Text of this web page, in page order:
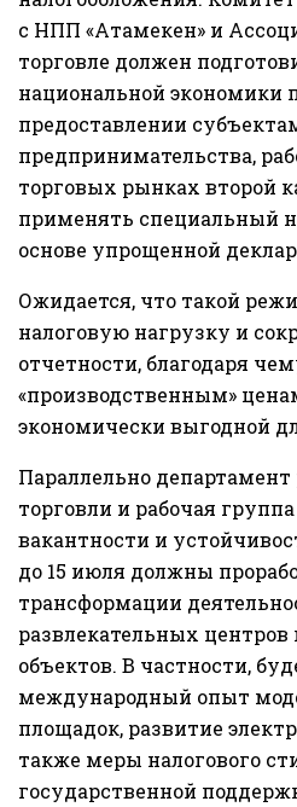
с НПП «Атамекен» и
торговле должен
национальной экономики
предоставлении
предпринимательства,
торговых рынках второй
применять специальный
основе упрощенной
Ожидается, что такой
налоговую нагрузку и
отчетности, благодаря
«производственным»
экономически выгодной
Параллельно
торговли и рабочая
вакантности и
до 15 июля должны
трансформации
развлекательных
объектов. В частности,
международный опыт
площадок, развитие
также меры налогового
государственной